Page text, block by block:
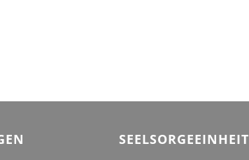
SEEL­SORGE­EINHEIT